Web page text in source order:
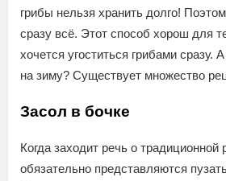
грибы нельзя хранить долго!
сразу всё. Этот способ хорош для
хочется угоститься грибами сразу.
на зиму? Существует множество
Засол в бочке
Когда заходит речь о традиционной
обязательно представляются